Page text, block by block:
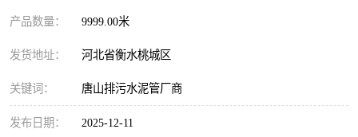
产品数量： 9999.00米
发货地址： 河北省衡水桃城区
关键词： 唐山排污水泥管厂商
发布日期： 2025-12-11